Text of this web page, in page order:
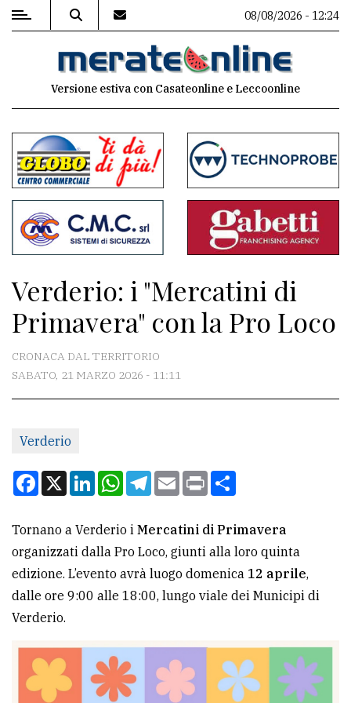
MENU
commenti
Contenuti
del
sito
Associazioni
Meteo
redazione
Scrivici
la
tua
pubblicità
CERCA
Cerca
per
08/08/2026 - 12:24
Versione estiva con Casateonline e Leccoonline
Verderio: i "Mercatini di
Primavera" con la Pro Loco
CRONACA DAL TERRITORIO
SABATO, 21 MARZO 2026 - 11:11
Verderio
Facebook
X LinkedInWhatsApp
Telegram
EmailPrint
Tornano a Verderio i Mercatini di Primavera
organizzati dalla Pro Loco, giunti alla loro quinta
edizione. L’evento avrà luogo domenica 12 aprile,
dalle ore 9:00 alle 18:00, lungo viale dei Municipi di
Verderio.